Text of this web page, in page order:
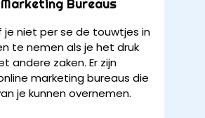
Bureaus
je niet per se de touwtjes in
te nemen als je het druk
andere zaken. Er zijn
marketing bureaus die
je kunnen overnemen.